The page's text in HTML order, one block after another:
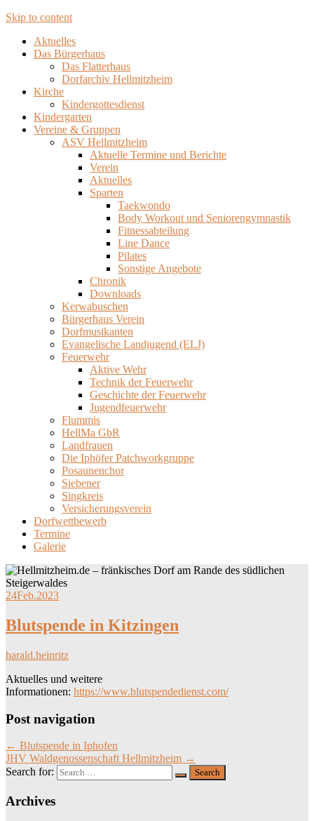
südlichen Steigerwaldes
Skip to content
Aktuelles
Das Bürgerhaus
Das Flatterhaus
Dorfarchiv Hellmitzheim
Kirche
Kindergottesdienst
Kindergarten
Vereine & Gruppen
ASV Hellmitzheim
Aktuelle Termine und Berichte
Verein
Aktuelles
Sparten
Taekwondo
Body Workout und Seniorengymnastik
Fitnessabteilung
Line Dance
Pilates
Sonstige Angebote
Chronik
Downloads
Kerwabuschen
Bürgerhaus Verein
Dorfmusikanten
Evangelische Landjugend (ELJ)
Feuerwehr
Aktive Wehr
Technik der Feuerwehr
Geschichte der Feuerwehr
Jugendfeuerwehr
Flummis
HellMa GbR
Landfrauen
Die Iphöfer Patchworkgruppe
Posaunenchor
Siebener
Singkreis
Versicherungsverein
Dorfwettbewerb
Termine
Galerie
24Feb.2023
Blutspende in Kitzingen
harald.heinritz
Aktuelles und weitere
Informationen: https://www.blutspendedienst.com/
Post navigation
← Blutspende in Iphofen
JHV Waldgenossenschaft Hellmitzheim →
Search for:
Archives